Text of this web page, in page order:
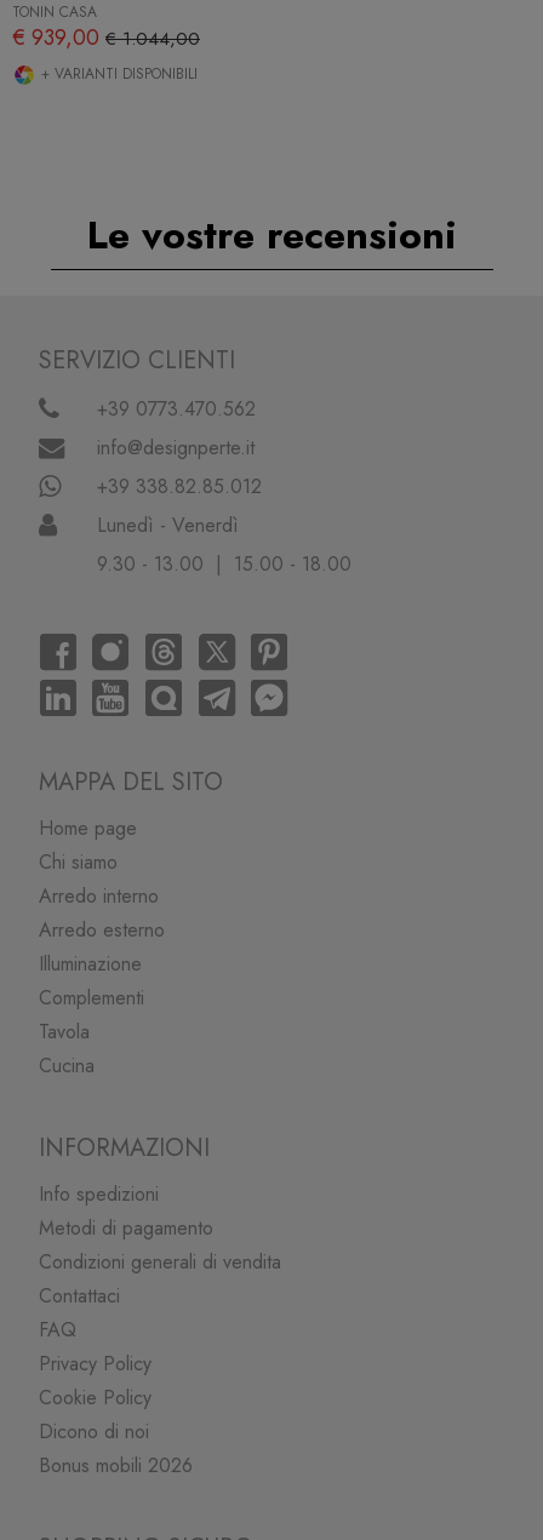
TONIN CASA
€ 939,00 € 1.044,00
+ VARIANTI DISPONIBILI
Le vostre recensioni
SERVIZIO CLIENTI
+39 0773.470.562
info@designperte.it
+39 338.82.85.012
Lunedì - Venerdì
9.30 - 13.00 | 15.00 - 18.00
MAPPA DEL SITO
Home page
Chi siamo
Arredo interno
Arredo esterno
Illuminazione
Complementi
Tavola
Cucina
INFORMAZIONI
Info spedizioni
Metodi di pagamento
Condizioni generali di vendita
Contattaci
FAQ
Privacy Policy
Cookie Policy
Dicono di noi
Bonus mobili 2026